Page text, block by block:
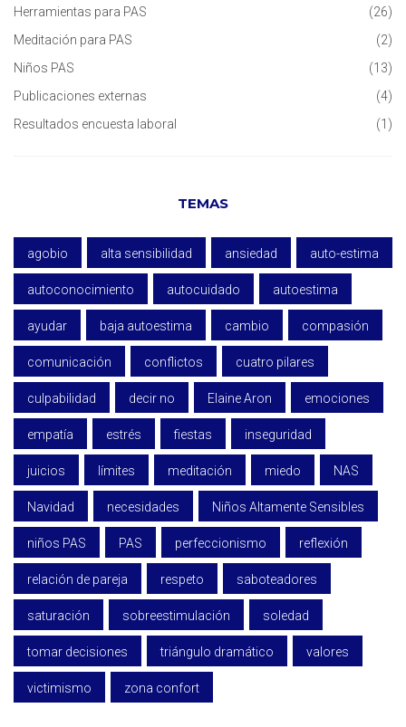
Herramientas para PAS
(26)
Meditación para PAS
(2)
Niños PAS
(13)
Publicaciones externas
(4)
Resultados encuesta laboral
(1)
TEMAS
agobio alta sensibilidad ansiedad auto-estima
autoconocimiento autocuidado autoestima
ayudar baja autoestima cambio compasión
comunicación conflictos cuatro pilares
culpabilidad decir no Elaine Aron emociones
empatía estrés fiestas inseguridad
juicios límites meditación miedo NAS
Navidad necesidades Niños Altamente Sensibles
niños PAS PAS perfeccionismo reflexión
relación de pareja respeto saboteadores
saturación sobreestimulación soledad
tomar decisiones triángulo dramático valores
victimismo zona confort